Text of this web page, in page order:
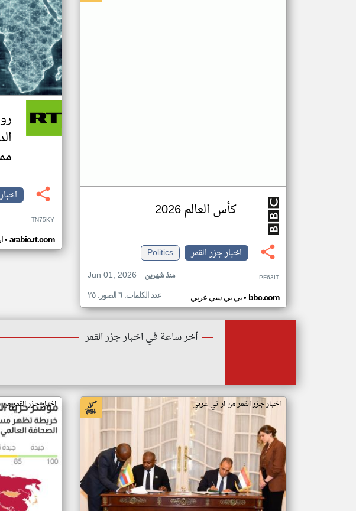
كأس العالم 2026
اخبار جزر القمر
Politics
Jun 01, 2026
منذ شهرين PF63IT
بي بي سي عربي• bbc.com عدد الكلمات: ٦ الصور: ٢٥
TN75KY
• arabic.rt.com
أخر ساعة في اخبار جزر القمر
اخبار جزر القمر من ار تي عربي اخبار جزر القمر